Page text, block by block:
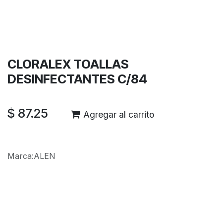
CLORALEX TOALLAS
DESINFECTANTES C/84
$ 87.25 Agregar al carrito
Marca:ALEN